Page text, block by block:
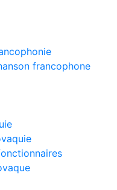
francophone